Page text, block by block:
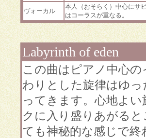
ヴォーカル
本人（おそらく）中心にサ
はコーラスが重なる。
Labyrinth of eden
この曲はピアノ中心
わりとした旋律はゆ
ってきます。心地よ
クに入り盛りあがる
ても神秘的な感じで終